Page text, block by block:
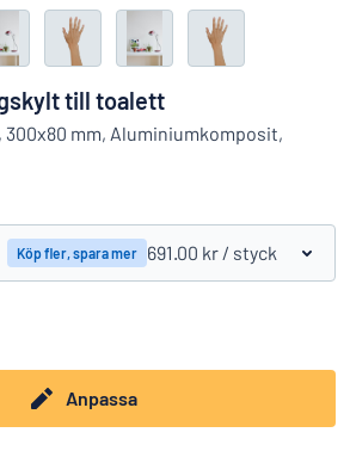
Börja designa din skylt
till toalett
mm, Aluminiumkomposit,
Köp fler, spara mer 691.00 kr / styck
Anpassa